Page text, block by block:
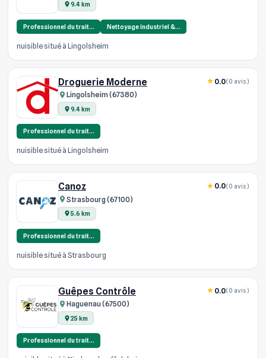
9.4 km
Professionnel du trait… Nettoyage industriel &…
nuisible situé à Lingolsheim
Droguerie Moderne
Lingolsheim (67380)
9.4 km
0.0(0 avis)
Professionnel du trait…
nuisible situé à Lingolsheim
Canoz
Strasbourg (67100)
5.6 km
0.0(0 avis)
Professionnel du trait…
nuisible situé à Strasbourg
Guêpes Contrôle
Haguenau (67500)
25 km
0.0(0 avis)
Professionnel du trait…